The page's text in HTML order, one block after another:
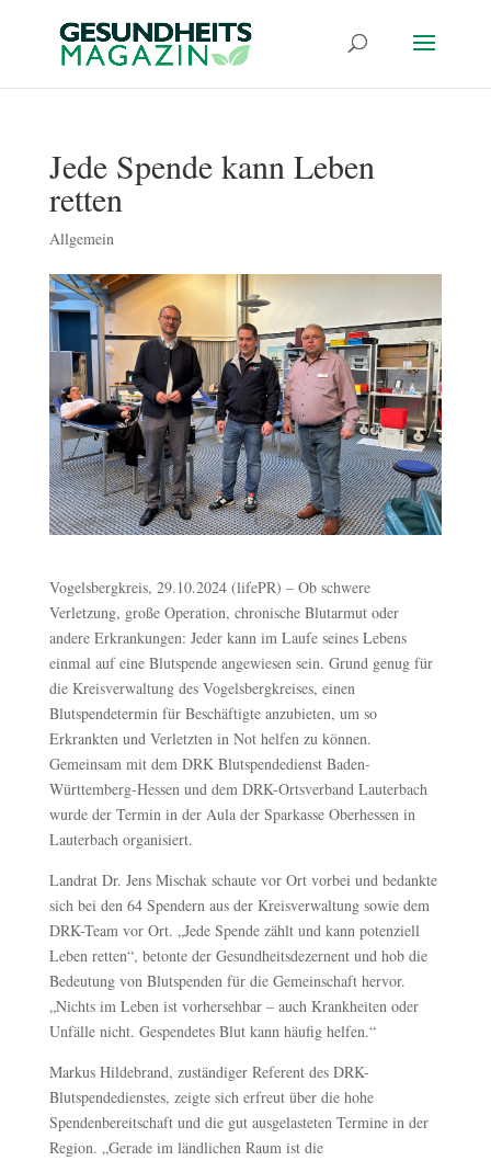
Jede Spende kann Leben
retten
Allgemein
Vogelsbergkreis, 29.10.2024 (lifePR) – Ob schwere
Verletzung, große Operation, chronische Blutarmut oder
andere Erkrankungen: Jeder kann im Laufe seines Lebens
einmal auf eine Blutspende angewiesen sein. Grund genug für
die Kreisverwaltung des Vogelsbergkreises, einen
Blutspendetermin für Beschäftigte anzubieten, um so
Erkrankten und Verletzten in Not helfen zu können.
Gemeinsam mit dem DRK Blutspendedienst Baden-
Württemberg-Hessen und dem DRK-Ortsverband Lauterbach
wurde der Termin in der Aula der Sparkasse Oberhessen in
Lauterbach organisiert.
Landrat Dr. Jens Mischak schaute vor Ort vorbei und bedankte
sich bei den 64 Spendern aus der Kreisverwaltung sowie dem
DRK-Team vor Ort. „Jede Spende zählt und kann potenziell
Leben retten“, betonte der Gesundheitsdezernent und hob die
Bedeutung von Blutspenden für die Gemeinschaft hervor.
„Nichts im Leben ist vorhersehbar – auch Krankheiten oder
Unfälle nicht. Gespendetes Blut kann häufig helfen.“
Markus Hildebrand, zuständiger Referent des DRK-
Blutspendedienstes, zeigte sich erfreut über die hohe
Spendenbereitschaft und die gut ausgelasteten Termine in der
Region. „Gerade im ländlichen Raum ist die